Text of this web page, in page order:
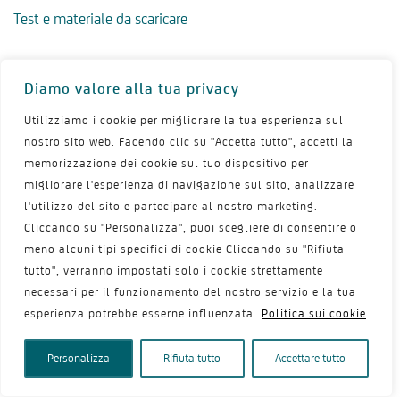
Diamo valore alla tua privacy
Utilizziamo i cookie per migliorare la tua esperienza sul
nostro sito web. Facendo clic su "Accetta tutto", accetti la
memorizzazione dei cookie sul tuo dispositivo per
migliorare l'esperienza di navigazione sul sito, analizzare
l'utilizzo del sito e partecipare al nostro marketing.
Cliccando su "Personalizza", puoi scegliere di consentire o
meno alcuni tipi specifici di cookie Cliccando su "Rifiuta
tutto", verranno impostati solo i cookie strettamente
necessari per il funzionamento del nostro servizio e la tua
esperienza potrebbe esserne influenzata. Politica sui cookie
Personalizza Rifiuta tutto Accettare tutto
Test e materiale da scaricare
Scegliere il ginecologo giusto
10 disturbi frequenti in menopausa
Dispareunia
Perdite vaginali
Menopausa e ciclo mestruale
Menopausa precoce
Menopausa tardiva
Salute psicologica in menopausa